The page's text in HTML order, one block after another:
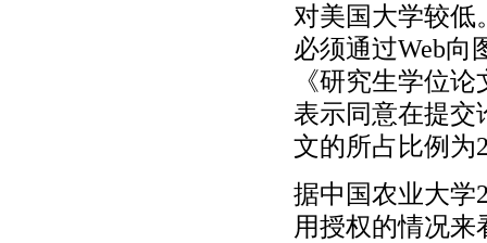
对美国大学较低
必须通过Web向
《研究生学位
表示同意在提交
文的所占比例为
据中国农业大学
用授权的情况来